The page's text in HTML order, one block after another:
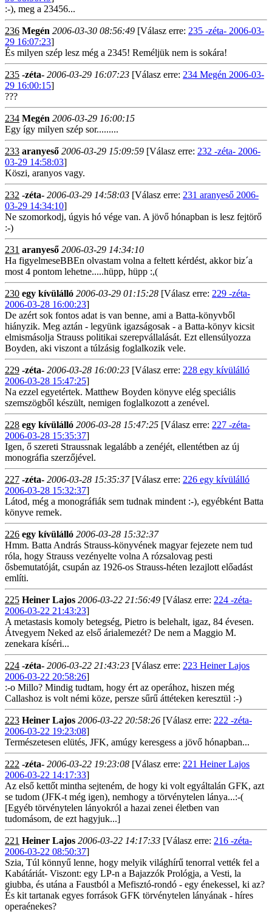
:-), meg a 23456...
236 Megén 2006-03-30 08:56:49 [Válasz erre: 235 -zéta- 2006-03-
29 16:07:23]
És milyen szép lesz még a 2345! Reméljük nem is sokára!
235 -zéta- 2006-03-29 16:07:23 [Válasz erre: 234 Megén 2006-03-
29 16:00:15]
???
234 Megén 2006-03-29 16:00:15
Egy így milyen szép sor.........
233 aranyeső 2006-03-29 15:09:59 [Válasz erre: 232 -zéta- 2006-
03-29 14:58:03]
Köszi, aranyos vagy.
232 -zéta- 2006-03-29 14:58:03 [Válasz erre: 231 aranyeső 2006-
03-29 14:34:10]
Ne szomorkodj, úgyis hó vége van. A jövő hónapban is lesz fejtörő
:-)
231 aranyeső 2006-03-29 14:34:10
Ha figyelmeseBBEn olvastam volna a feltett kérdést, akkor biz´a
most 4 pontom lehetne.....hüpp, hüpp :,(
230 egy kívülálló 2006-03-29 01:15:28 [Válasz erre: 229 -zéta-
2006-03-28 16:00:23]
De azért sok fontos adat is van benne, ami a Batta-könyvből
hiányzik. Meg aztán - legyünk igazságosak - a Batta-könyv kicsit
elmismásolja Strauss politikai szerepvállalását. Ezt ellensúlyozza
Boyden, aki viszont a túlzásig foglalkozik vele.
229 -zéta- 2006-03-28 16:00:23 [Válasz erre: 228 egy kívülálló
2006-03-28 15:47:25]
Na ezzel egyetértek. Matthew Boyden könyve elég speciális
szemszögből készült, nemigen foglalkozott a zenével.
228 egy kívülálló 2006-03-28 15:47:25 [Válasz erre: 227 -zéta-
2006-03-28 15:35:37]
Igen, ő szereti Straussnak legalább a zenéjét, ellentétben az új
monográfia szerzőjével.
227 -zéta- 2006-03-28 15:35:37[Válasz erre: 226 egy kívülálló
2006-03-28 15:32:37]
Látod, még a monográfiák sem tudnak mindent :-), egyébként Batta
könyve remek.
226 egy kívülálló 2006-03-28 15:32:37
Hmm. Batta András Strauss-könyvének magyar fejezete nem tud
róla, hogy Strauss vezényelte volna A rózsalovag pesti
ősbemutatóját, csupán az 1926-os Strauss-héten lezajlott előadást
említi.
225 Heiner Lajos 2006-03-22 21:56:49 [Válasz erre: 224 -zéta-
2006-03-22 21:43:23]
A metastasis komoly betegség, Pietro is belehalt, igaz, 84 évesen.
Átvegyem Neked az első árialemezét? De nem a Maggio M.
zenekara kíséri...
224 -zéta- 2006-03-22 21:43:23 [Válasz erre: 223 Heiner Lajos
2006-03-22 20:58:26]
:-o Millo? Mindig tudtam, hogy ért az operához, hiszen még
Callashoz is volt némi köze, persze sűrű áttéteken keresztül :-)
223 Heiner Lajos 2006-03-22 20:58:26 [Válasz erre: 222 -zéta-
2006-03-22 19:23:08]
Természetesen elütés, JFK, amúgy keresgess a jövő hónapban...
222 -zéta- 2006-03-22 19:23:08 [Válasz erre: 221 Heiner Lajos
2006-03-22 14:17:33]
Az első kettőt mintha sejteném, de hogy ki volt egyáltalán GFK, azt
se tudom (JFK-t még igen), nemhogy a törvénytelen lánya...:-(
[Egyéb törvénytelen lányokról a hazai zenei életben van
tudomásom, de ezt hagyjuk...]
221 Heiner Lajos 2006-03-22 14:17:33 [Válasz erre: 216 -zéta-
2006-03-22 08:50:37]
Szia, Túl könnyű lenne, hogy melyik világhírű tenorral vették fel a
Kabátáriát- Viszont: egy LP-n a Bajazzók Prológja, a Vesti, la
giubba, és utána a Faustból a Mefisztó-rondó - egy énekessel, ki az?
És kit tartanak egyes források GFK törvénytelen lányának - híres
operaénekes?